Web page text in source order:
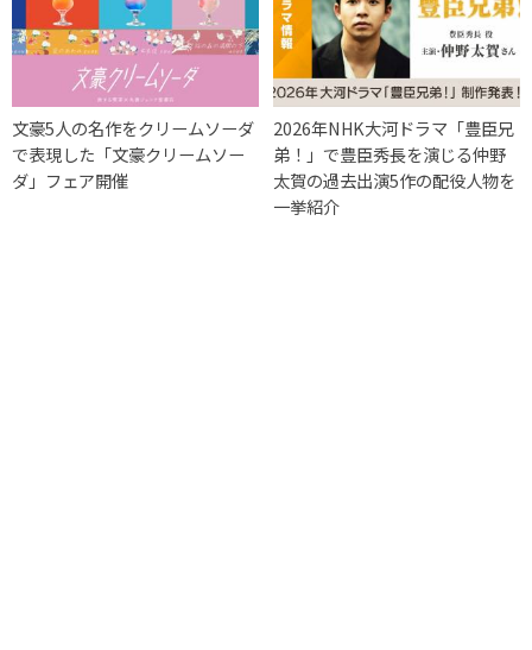
文豪5人の名作をクリームソーダ
で表現した「文豪クリームソー
ダ」フェア開催
2026年NHK大河ドラマ「豊臣兄
弟！」で豊臣秀長を演じる仲野
太賀の過去出演5作の配役人物を
一挙紹介